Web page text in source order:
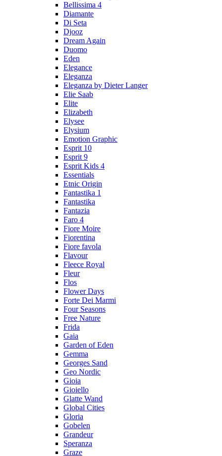
Bellissima 4
Diamante
Di Seta
Djooz
Dream Again
Duomo
Eden
Elegance
Eleganza
Eleganza by Dieter Langer
Elie Saab
Elite
Elizabeth
Elysee
Elysium
Emotion Graphic
Esprit 10
Esprit 9
Esprit Kids 4
Essentials
Etnic Origin
Fantastika 1
Fantastika
Fantazia
Faro 4
Fiore Moire
Fiorentina
Fiore favola
Flavour
Fleece Royal
Fleur
Flos
Flower Days
Forte Dei Marmi
Four Seasons
Free Nature
Frida
Gaia
Garden of Eden
Gemma
Georges Sand
Geo Nordic
Gioia
Gioiello
Glatte Wand
Global Cities
Gloria
Gobelen
Grandeur
Speranza
Graze